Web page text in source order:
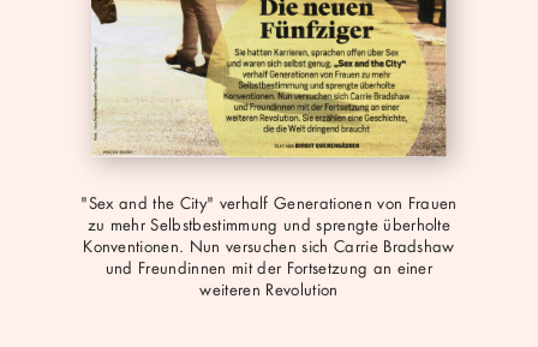
"Sex and the City" verhalf Generationen von Frauen
zu mehr Selbstbestimmung und sprengte überholte
Konventionen. Nun versuchen sich Carrie Bradshaw
und Freundinnen mit der Fortsetzung an einer
weiteren Revolution